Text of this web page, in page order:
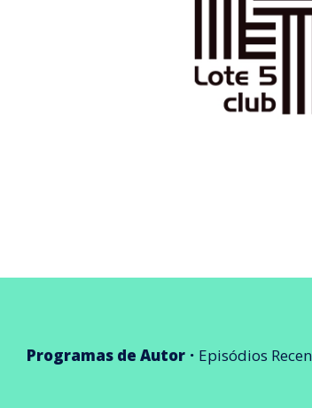
Programas de Autor Episódios